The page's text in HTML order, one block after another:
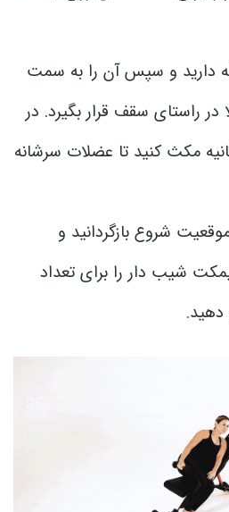
دارید و سپس آن را به سمت
در راستای سقف قرار بگیرد. در
مکث کنید تا عضلات سرشانه
شروع بازگردانید و
شیب دار را برای تعداد
دهید.